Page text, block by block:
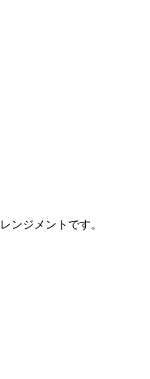
ンジメントです。